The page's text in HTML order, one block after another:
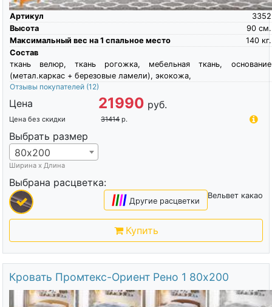
Артикул
3352
Высота
см.
90
Максимальный вес на 1 спальное место
кг.
140
Состав
ткань велюр, ткань рогожка, мебельная ткань, основание
(метал.каркас + березовые ламели), экокожа,
Отзывы покупателей (12)
Цена 21990 руб.
Цена без скидки 31414 р.
Выбрать размер
80х200
Ширина х Длина
Выбрана расцветка:
Вельвет какао
|||| Другие расцветки
Купить
Кровать Промтекс-Ориент Рено 1 80х200